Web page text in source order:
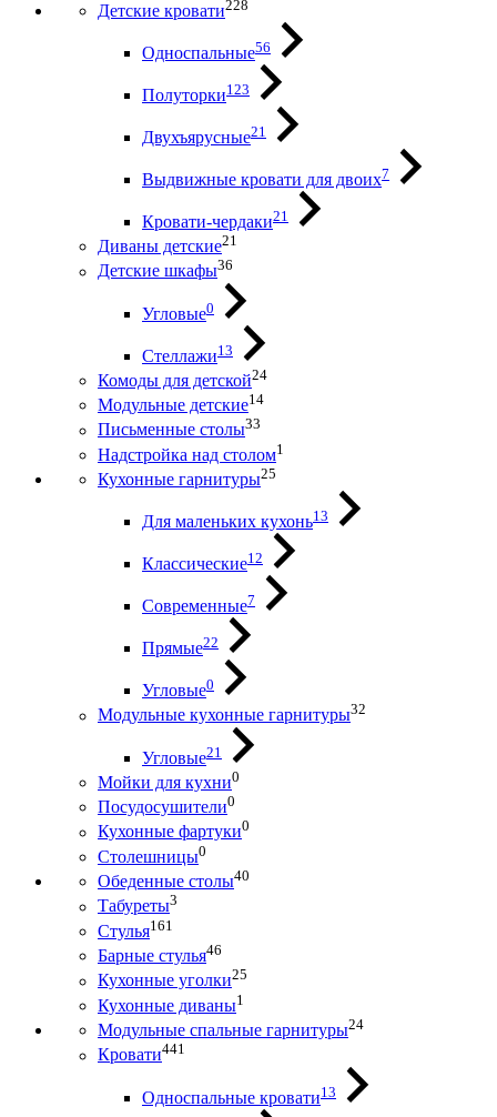
Детские кровати228
Односпальные56
Полуторки123
Двухъярусные21
Выдвижные кровати для двоих7
Кровати-чердаки21
Диваны детские21
Детские шкафы36
Угловые0
Стеллажи13
Комоды для детской24
Модульные детские14
Письменные столы33
Надстройка над столом1
Кухонные гарнитуры25
Для маленьких кухонь13
Классические12
Современные7
Прямые22
Угловые0
Модульные кухонные гарнитуры32
Угловые21
Мойки для кухни0
Посудосушители0
Кухонные фартуки0
Столешницы0
Обеденные столы40
Табуреты3
Стулья161
Барные стулья46
Кухонные уголки25
Кухонные диваны1
Модульные спальные гарнитуры24
Кровати441
Односпальные кровати13